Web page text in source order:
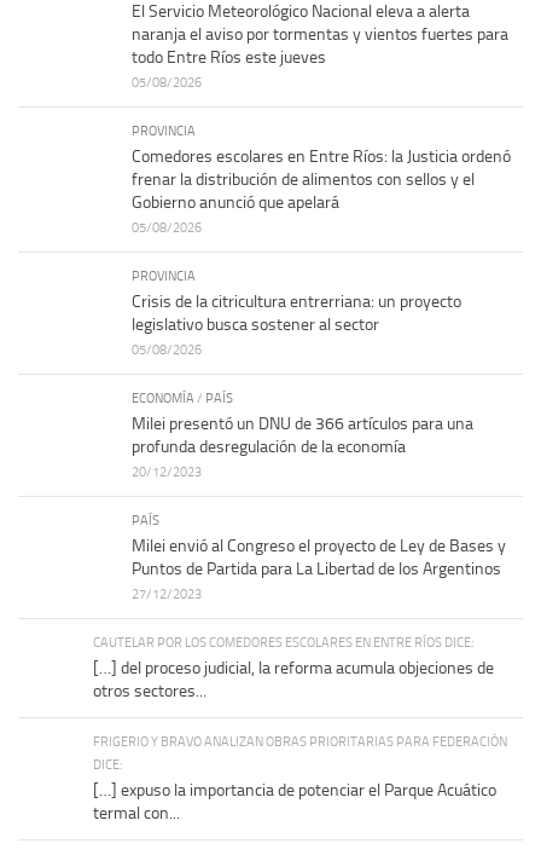
El Servicio Meteorológico Nacional eleva a alerta
naranja el aviso por tormentas y vientos fuertes para
todo Entre Ríos este jueves
05/08/2026
PROVINCIA
Comedores escolares en Entre Ríos: la Justicia ordenó
frenar la distribución de alimentos con sellos y el
Gobierno anunció que apelará
05/08/2026
PROVINCIA
Crisis de la citricultura entrerriana: un proyecto
legislativo busca sostener al sector
05/08/2026
ECONOMÍA / PAÍS
Milei presentó un DNU de 366 artículos para una
profunda desregulación de la economía
20/12/2023
PAÍS
Milei envió al Congreso el proyecto de Ley de Bases y
Puntos de Partida para La Libertad de los Argentinos
27/12/2023
CAUTELAR POR LOS COMEDORES ESCOLARES EN ENTRE RÍOS DICE:
[…] del proceso judicial, la reforma acumula objeciones de
otros sectores...
FRIGERIO Y BRAVO ANALIZAN OBRAS PRIORITARIAS PARA FEDERACIÓN
DICE:
[…] expuso la importancia de potenciar el Parque Acuático
termal con...